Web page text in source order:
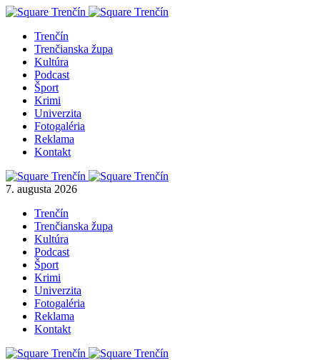
Trenčín
Trenčianska župa
Kultúra
Podcast
Šport
Krimi
Univerzita
Fotogaléria
Reklama
Kontakt
7. augusta 2026
Trenčín
Trenčianska župa
Kultúra
Podcast
Šport
Krimi
Univerzita
Fotogaléria
Reklama
Kontakt